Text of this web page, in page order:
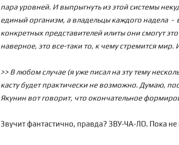
пара уровней. И выпрыгнуть из этой системы
единый организм, а владельцы каждого надела -
конкретных представителей илиты они смогут
наверное, это все-таки то, к чему стремится мир.
>> В любом случае (я уже писал на эту тему
касту будет практически не возможно. Думаю,
Якунин вот говорит, что окончательное
Звучит фантастично, правда? ЗВУ-ЧА-ЛО. Пока не